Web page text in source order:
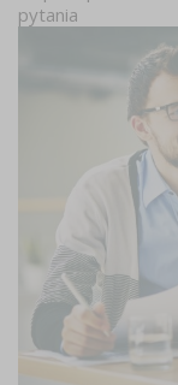
pytania